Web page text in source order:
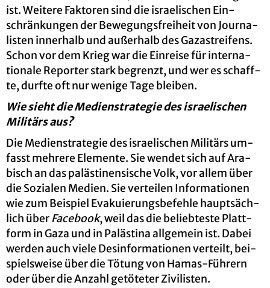
ist. Wei­te­re Fak­to­ren sind die is­rae­li­schen Ein­
schrän­kun­gen der Be­we­gungs­frei­heit von Jour­na­
lis­ten in­ner­halb und au­ßer­halb des Ga­za­strei­fens.
Schon vor dem Krieg war die Ein­rei­se für in­ter­na­
tio­na­le Re­por­ter stark be­grenzt, und wer es schaff­
te, durf­te oft nur we­ni­ge Tage blei­ben.
Wie sieht die Me­di­en­st­ra­te­gie des is­rae­li­schen
Mi­li­tärs aus?
Die Me­di­en­st­ra­te­gie des is­rae­li­schen Mi­li­tärs um­
fasst meh­re­re Ele­men­te. Sie wen­det sich auf Ara­
bisch an das pa­läs­ti­nen­si­sche Volk, vor allem über
die So­zia­len Me­di­en. Sie ver­tei­len In­for­ma­tio­nen
wie zum Bei­spiel Eva­ku­ie­rungs­be­feh­le haupt­säch­
lich überFace­book, weil das die be­lieb­tes­te Platt­
form in Gaza und in Pa­läs­ti­na all­ge­mein ist. Dabei
wer­den auch viele Des­in­for­ma­tio­nen ver­teilt, bei­
spiels­wei­se über die Tö­tung von Hamas-Füh­rern
oder über die An­zahl ge­tö­te­ter Zi­vi­lis­ten.